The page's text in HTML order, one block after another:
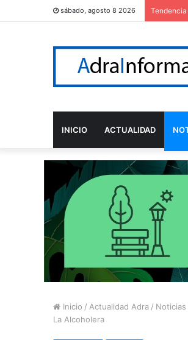
sábado, agosto 8 2026 Tendencia
INICIO ACTUALIDAD
Inicio / Actualidad Adra /
La Alcoholera